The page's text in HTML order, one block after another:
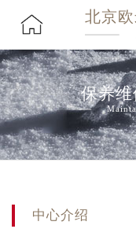
北京
保养
中心介绍